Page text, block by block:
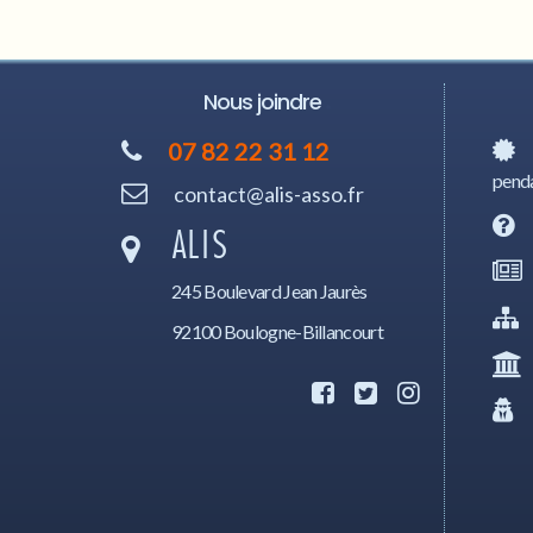
Nous joindre
07 82 22 31 12
contact@alis-asso.fr
ALIS
245 Boulevard Jean Jaurès
92100 Boulogne-Billancourt